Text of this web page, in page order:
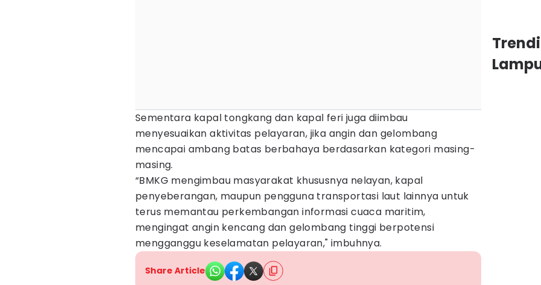
Sementara kapal tongkang dan kapal feri juga diimbau
menyesuaikan aktivitas pelayaran, jika angin dan gelombang
mencapai ambang batas berbahaya berdasarkan kategori masing-
masing.
“BMKG mengimbau masyarakat khususnya nelayan, kapal
penyeberangan, maupun pengguna transportasi laut lainnya untuk
terus memantau perkembangan informasi cuaca maritim,
mengingat angin kencang dan gelombang tinggi berpotensi
mengganggu keselamatan pelayaran," imbuhnya.
Share Article